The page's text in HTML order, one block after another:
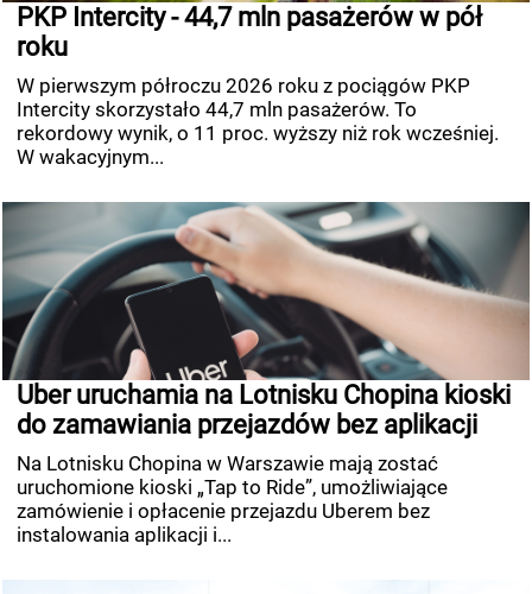
PKP Intercity - 44,7 mln pasażerów w pół
roku
W pierwszym półroczu 2026 roku z pociągów PKP
Intercity skorzystało 44,7 mln pasażerów. To
rekordowy wynik, o 11 proc. wyższy niż rok wcześniej.
W wakacyjnym...
Uber uruchamia na Lotnisku Chopina kioski
do zamawiania przejazdów bez aplikacji
Na Lotnisku Chopina w Warszawie mają zostać
uruchomione kioski „Tap to Ride”, umożliwiające
zamówienie i opłacenie przejazdu Uberem bez
instalowania aplikacji i...